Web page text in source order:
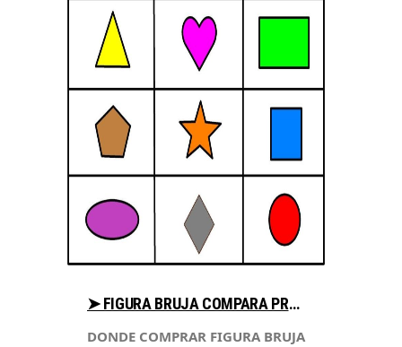
➤ FIGURA BRUJA COMPARA PRECIO PARA COMPRAR CON LIBRERIAESOTERICA.NET
DONDE COMPRAR FIGURA BRUJA